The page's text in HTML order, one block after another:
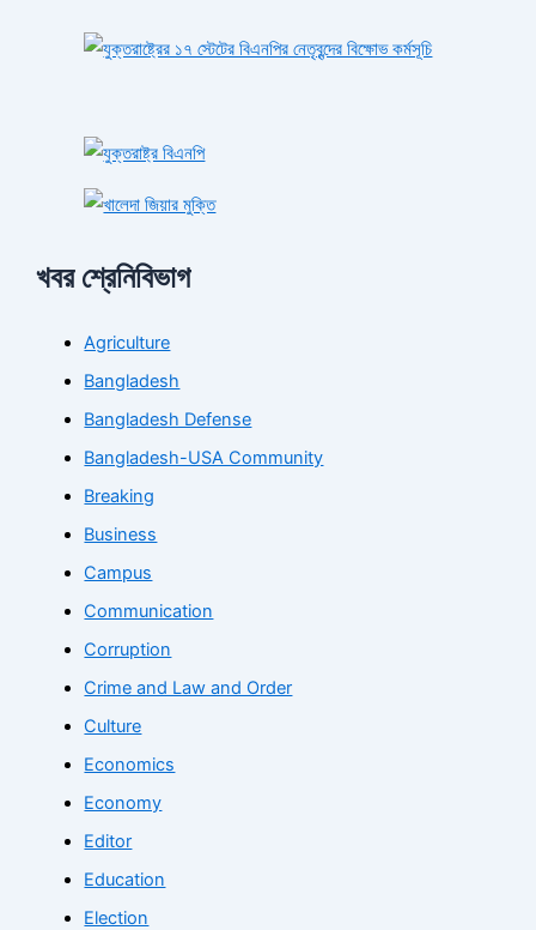
খবর শ্রেনিবিভাগ
Agriculture
Bangladesh
Bangladesh Defense
Bangladesh-USA Community
Breaking
Business
Campus
Communication
Corruption
Crime and Law and Order
Culture
Economics
Economy
Editor
Education
Election